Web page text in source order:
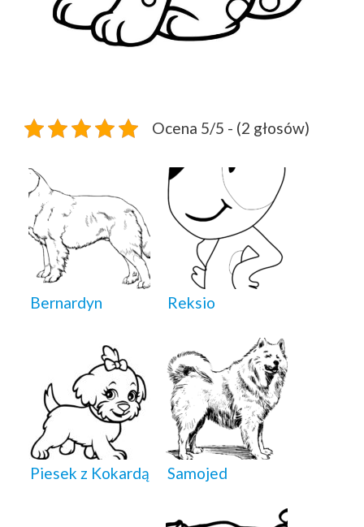
Ocena 5/5 - (2 głosów)
Bernardyn Reksio
Piesek z Kokardą Samojed